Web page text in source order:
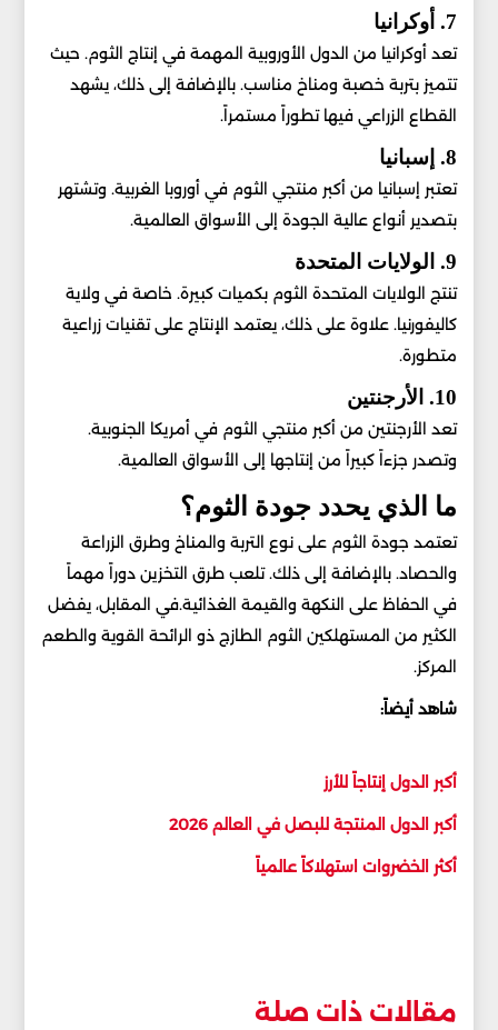
7. أوكرانيا
تعد أوكرانيا من الدول الأوروبية المهمة في إنتاج الثوم. حيث
تتميز بتربة خصبة ومناخ مناسب. بالإضافة إلى ذلك، يشهد
القطاع الزراعي فيها تطوراً مستمراً.
8. إسبانيا
تعتبر إسبانيا من أكبر منتجي الثوم في أوروبا الغربية. وتشتهر
بتصدير أنواع عالية الجودة إلى الأسواق العالمية.
9. الولايات المتحدة
تنتج الولايات المتحدة الثوم بكميات كبيرة. خاصة في ولاية
كاليفورنيا. علاوة على ذلك، يعتمد الإنتاج على تقنيات زراعية
متطورة.
10. الأرجنتين
تعد الأرجنتين من أكبر منتجي الثوم في أمريكا الجنوبية.
وتصدر جزءاً كبيراً من إنتاجها إلى الأسواق العالمية.
ما الذي يحدد جودة الثوم؟
تعتمد جودة الثوم على نوع التربة والمناخ وطرق الزراعة
والحصاد. بالإضافة إلى ذلك. تلعب طرق التخزين دوراً مهماً
في الحفاظ على النكهة والقيمة الغذائية.في المقابل، يفضل
الكثير من المستهلكين الثوم الطازج ذو الرائحة القوية والطعم
المركز.
شاهد أيضاً:
أكبر الدول إنتاجاً للأرز
أكبر الدول المنتجة للبصل في العالم 2026
أكثر الخضروات استهلاكاً عالمياً
مقالات ذات صلة